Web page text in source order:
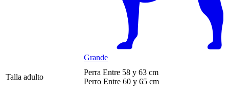
Grande
Talla adulto
Perra Entre 58 y 63 cm
Perro Entre 60 y 65 cm